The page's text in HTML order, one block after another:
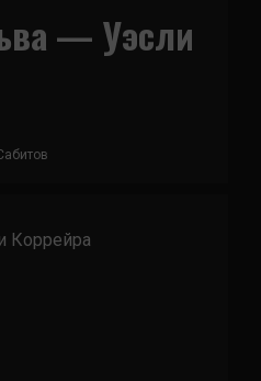
— Уэсли
Коррейра